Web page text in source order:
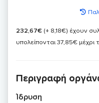
232,67€ (+ 8,18€) έχουν
υπολείπονται 37,85€
Περιγραφή
Ίδρυση